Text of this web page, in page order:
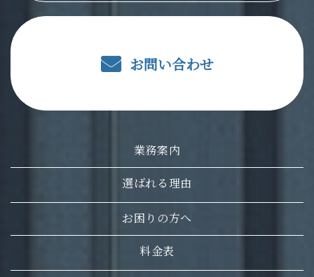
お問い合わせ
業務案内
選ばれる理由
お困りの方へ
料金表